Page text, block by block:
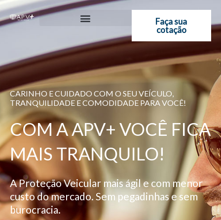
Ir
para
Faça sua
cotação
CARINHO E CUIDADO COM O SEU VEÍCULO,
TRANQUILIDADE E COMODIDADE PARA VOCÊ!
COM A APV+ VOCÊ FICA
MAIS TRANQUILO!
A Proteção Veicular mais ágil e com menor
custo do mercado. Sem pegadinhas e sem
burocracia.